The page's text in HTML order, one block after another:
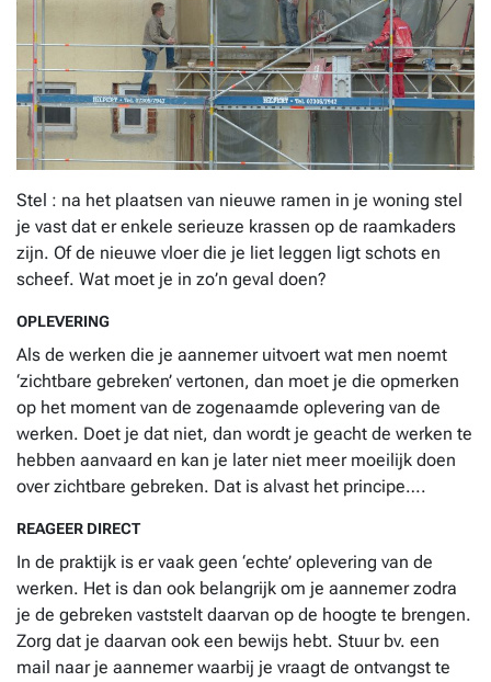
Stel : na het plaatsen van nieuwe ramen in je woning stel
je vast dat er enkele serieuze krassen op de raamkaders
zijn. Of de nieuwe vloer die je liet leggen ligt schots en
scheef. Wat moet je in zo’n geval doen?
OPLEVERING
Als de werken die je aannemer uitvoert wat men noemt
‘zichtbare gebreken’ vertonen, dan moet je die opmerken
op het moment van de zogenaamde oplevering van de
werken. Doet je dat niet, dan wordt je geacht de werken te
hebben aanvaard en kan je later niet meer moeilijk doen
over zichtbare gebreken. Dat is alvast het principe….
REAGEER DIRECT
In de praktijk is er vaak geen ‘echte’ oplevering van de
werken. Het is dan ook belangrijk om je aannemer zodra
je de gebreken vaststelt daarvan op de hoogte te brengen.
Zorg dat je daarvan ook een bewijs hebt. Stuur bv. een
mail naar je aannemer waarbij je vraagt de ontvangst te